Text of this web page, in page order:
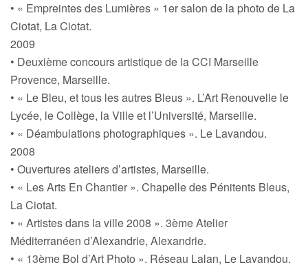
• « Empreintes des Lumières » 1er salon de la photo de La
Ciotat, La Ciotat.
2009
• Deuxième concours artistique de la CCI Marseille
Provence, Marseille.
• « Le Bleu, et tous les autres Bleus ». L’Art Renouvelle le
Lycée, le Collège, la Ville et l’Université, Marseille.
• « Déambulations photographiques ». Le Lavandou.
2008
• Ouvertures ateliers d’artistes, Marseille.
• « Les Arts En Chantier ». Chapelle des Pénitents Bleus,
La Ciotat.
• « Artistes dans la ville 2008 ». 3ème Atelier
Méditerranéen d’Alexandrie, Alexandrie.
• « 13ème Bol d’Art Photo ». Réseau Lalan, Le Lavandou.